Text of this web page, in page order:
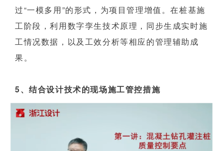
过“一模多用”的形式，为项目管理增值。在桩基施
工阶段，利用数字孪生技术原理，同步生成实时施
工情况数据，以及工效分析等相应的管理辅助成
果。
5、结合设计技术的现场施工管控措施